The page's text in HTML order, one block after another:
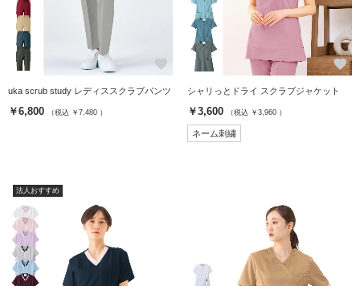
favorite
uka scrub study レディススクラブパンツ
￥6,800 （税込 ￥7,480 ）
favorite
シャリっとドライ スクラブジャケット
￥3,600 （税込 ￥3,960 ）
ネーム刺繍
法人おすすめ